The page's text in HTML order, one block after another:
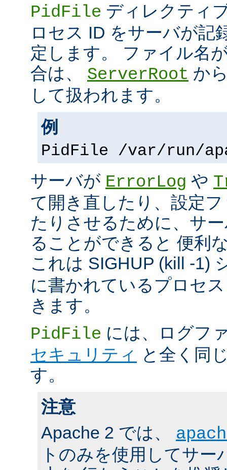
PidFile ディレクティ
ロセス ID をサーバが記
定します。 ファイル名
合は、 ServerRoot か
して扱われます。
例
PidFile /var/run/
サーバが ErrorLog や
て開き直したり、設定
たりさせるために、サ
ることができると 便利
これは SIGHUP (kill -1)
に書かれているプロセ
きます。
PidFile には、ログフ
セキュリティ と全く同
す。
注意
Apache 2 では、
トのみを使用してサー